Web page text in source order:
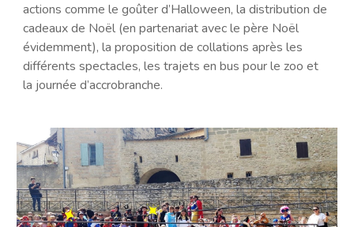
actions comme le goûter d’Halloween, la distribution de
cadeaux de Noël (en partenariat avec le père Noël
évidemment), la proposition de collations après les
différents spectacles, les trajets en bus pour le zoo et
la journée d’accrobranche.